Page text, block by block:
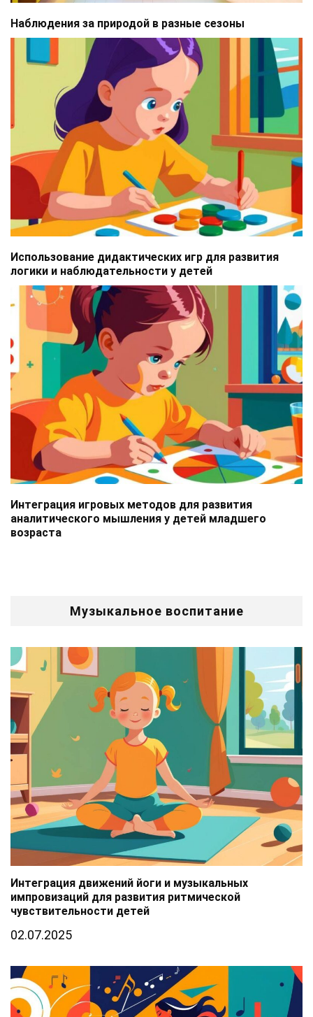
Наблюдения за природой в разные сезоны
Использование дидактических игр для развития
логики и наблюдательности у детей
Интеграция игровых методов для развития
аналитического мышления у детей младшего
возраста
Музыкальное воспитание
Интеграция движений йоги и музыкальных
импровизаций для развития ритмической
чувствительности детей
02.07.2025